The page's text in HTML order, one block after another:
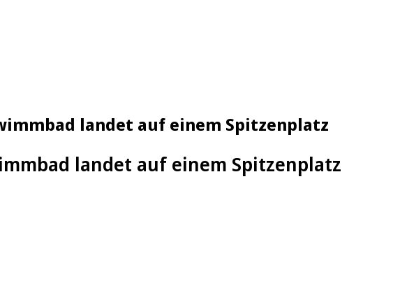
landet auf einem Spitzenplatz
landet auf einem Spitzenplatz